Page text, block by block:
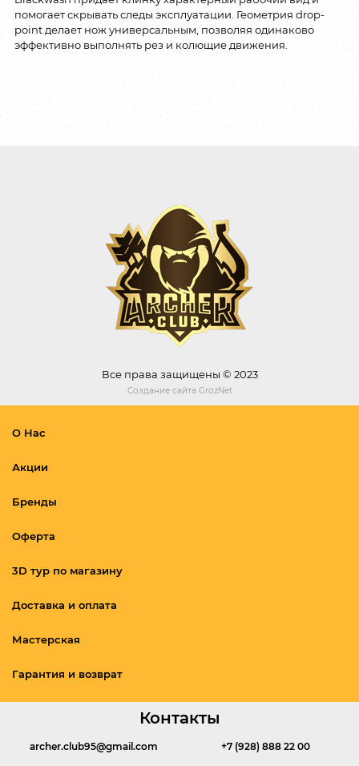
помогает скрывать следы эксплуатации. Геометрия drop-
point делает нож универсальным, позволяя одинаково
эффективно выполнять рез и колющие движения.
Все права защищены © 2023
Создание сайта GrozNet
О Нас
Акции
Бренды
Оферта
3D тур по магазину
Доставка и оплата
Мастерская
Гарантия и возврат
Контакты
archer.club95@gmail.com +7 (928) 888 22 00